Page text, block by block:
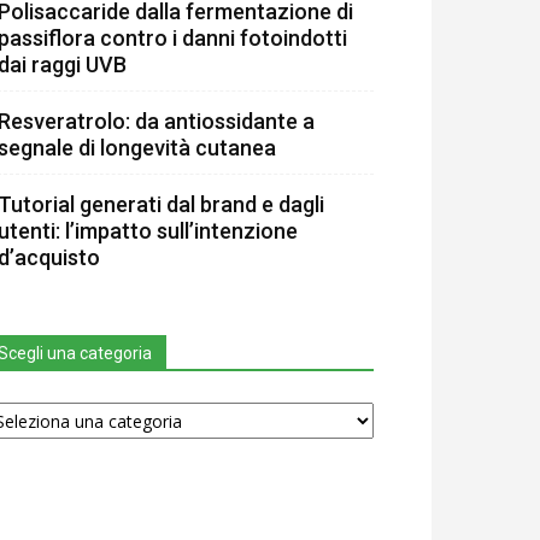
Polisaccaride dalla fermentazione di
passiflora contro i danni fotoindotti
dai raggi UVB
Resveratrolo: da antiossidante a
di longevità cutanea
Tutorial generati dal brand e dagli
utenti: l’impatto sull’intenzione
d’acquisto
una categoria